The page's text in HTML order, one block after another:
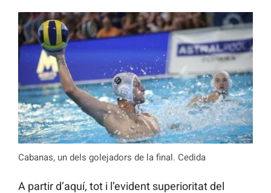
Cabanas, un dels golejadors de la final. Cedida
A partir d’aquí, tot i l’evident superioritat del